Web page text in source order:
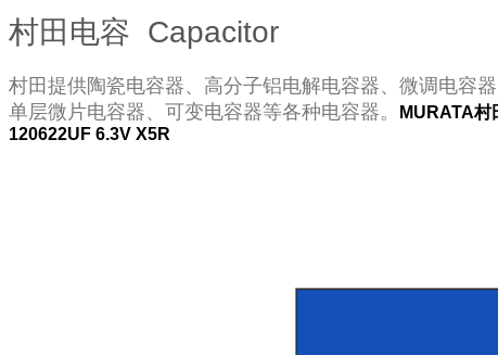
村田电容 Capacitor
村田提供陶瓷电容器、高分子铝电解电容器、微调电容器
单层微片电容器、可变电容器等各种电容器。
MURATA村
120622UF 6.3V X5R